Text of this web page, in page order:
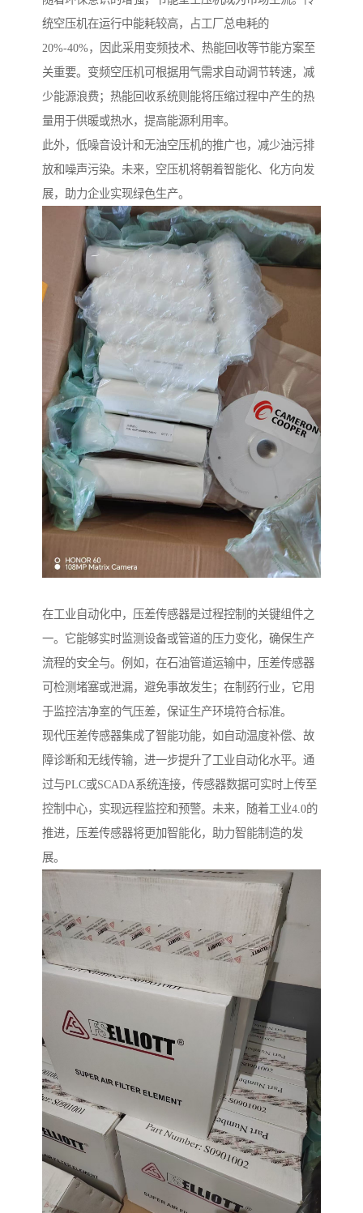
统空压机在运行中能耗较高，占工厂总电耗的
20%-40%，因此采用变频技术、热能回收等节能方案至
关重要。变频空压机可根据用气需求自动调节转速，减
少能源浪费；热能回收系统则能将压缩过程中产生的热
量用于供暖或热水，提高能源利用率。
此外，低噪音设计和无油空压机的推广也，减少油污排
放和噪声污染。未来，空压机将朝着智能化、化方向发
展，助力企业实现绿色生产。
在工业自动化中，压差传感器是过程控制的关键组件之
一。它能够实时监测设备或管道的压力变化，确保生产
流程的安全与。例如，在石油管道运输中，压差传感器
可检测堵塞或泄漏，避免事故发生；在制药行业，它用
于监控洁净室的气压差，保证生产环境符合标准。
现代压差传感器集成了智能功能，如自动温度补偿、故
障诊断和无线传输，进一步提升了工业自动化水平。通
过与PLC或SCADA系统连接，传感器数据可实时上传至
控制中心，实现远程监控和预警。未来，随着工业4.0的
推进，压差传感器将更加智能化，助力智能制造的发
展。